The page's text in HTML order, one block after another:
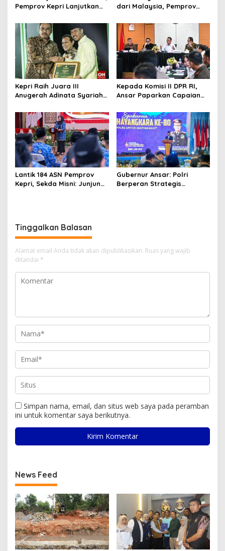
Pemprov Kepri Lanjutkan
di Kampung Purwodadi
dari Malaysia, Pemprov
ke Tanah Air
Kepri Raih Juara III
Anugerah Adinata Syariah
Syariah
Kepada Komisi II DPR RI,
Ansar Paparkan Capaian
Lantik 184 ASN Pemprov
Kepri, Sekda Misni: Junjung
Gubernur Ansar: Polri
Berperan Strategis
Tinggalkan Balasan
Alamat email Anda tidak akan dipublikasikan. Ruas yang wajib
ditandai *
Simpan nama, email, dan situs web saya pada peramban
ini untuk komentar saya berikutnya.
News Feed